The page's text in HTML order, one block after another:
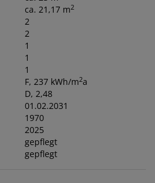
ca. 21,17 m2
2
2
1
1
1
F, 237 kWh/m2a
D, 2,48
01.02.2031
1970
2025
gepflegt
gepflegt